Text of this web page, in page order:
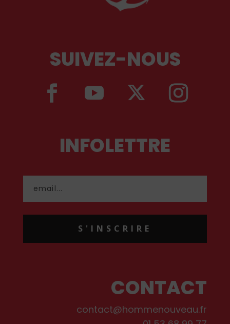
SUIVEZ-NOUS
INFOLETTRE
S'INSCRIRE
CONTACT
contact@hommenouveau.fr